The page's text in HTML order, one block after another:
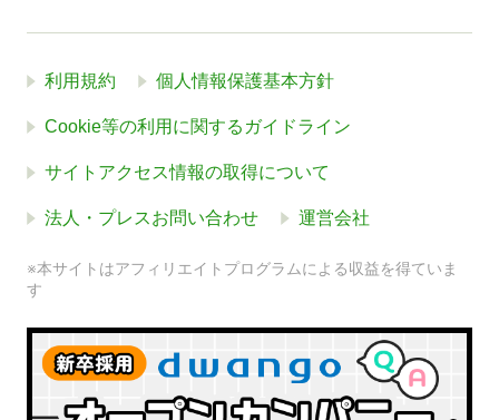
利用規約 個人情報保護基本方針
Cookie等の利用に関するガイドライン
サイトアクセス情報の取得について
法人・プレスお問い合わせ 運営会社
※本サイトはアフィリエイトプログラムによる収益を得ていま
す